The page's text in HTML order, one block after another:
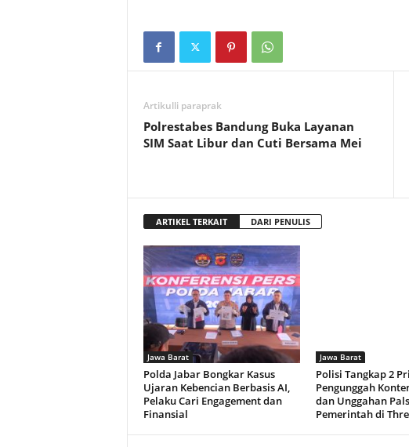
Artikulli paraprak
Polrestabes Bandung Buka Layanan
SIM Saat Libur dan Cuti Bersama Mei
ARTIKEL TERKAIT DARI PENULIS
Jawa Barat
Polda Jabar Bongkar Kasus
Ujaran Kebencian Berbasis AI,
Pelaku Cari Engagement dan
Finansial
Jawa Barat
Polisi Tangkap 2
Pengunggah
dan Unggahan
Pemerintah di